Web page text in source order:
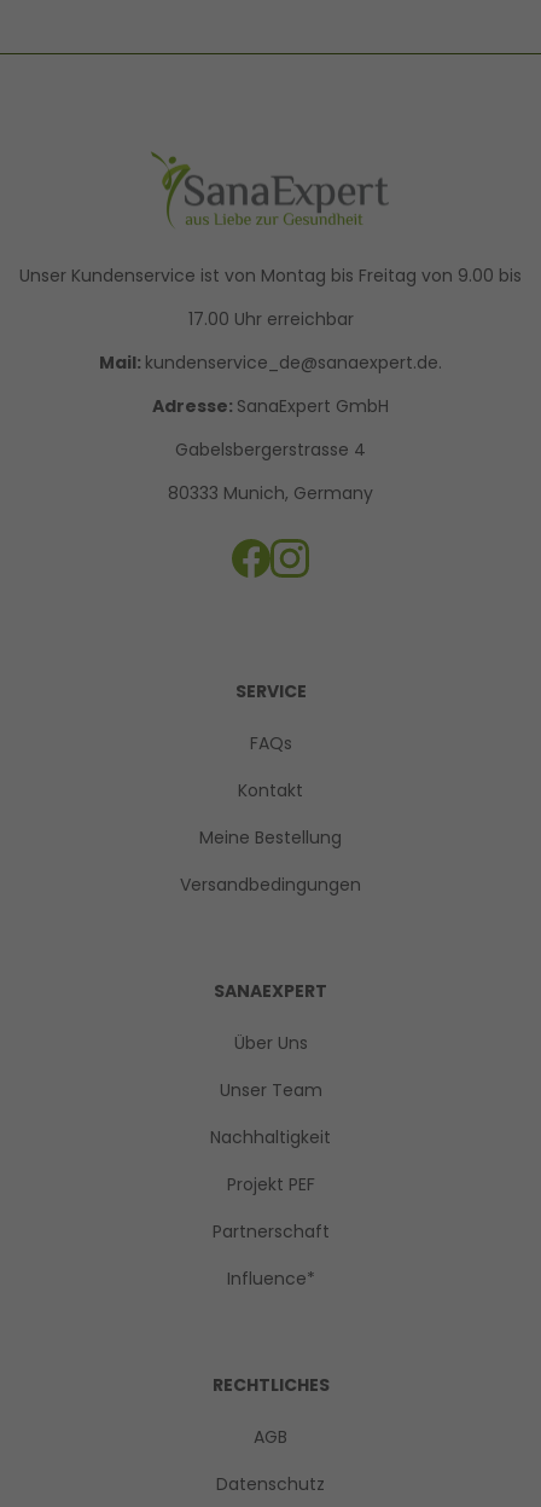
Unser Kundenservice ist von Montag bis Freitag von 9.00 bis
17.00 Uhr erreichbar
Mail: kundenservice_de@sanaexpert.de.
Adresse: SanaExpert GmbH
Gabelsbergerstrasse 4
80333 Munich, Germany
SERVICE
FAQs
Kontakt
Meine Bestellung
Versandbedingungen
SANAEXPERT
Über Uns
Unser Team
Nachhaltigkeit
Projekt PEF
Partnerschaft
Influence*
RECHTLICHES
AGB
Datenschutz